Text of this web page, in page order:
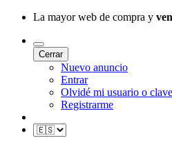
La mayor web de compra y
Cerrar
Nuevo anuncio
Entrar
Olvidé mi usuario o clave
Registrarme